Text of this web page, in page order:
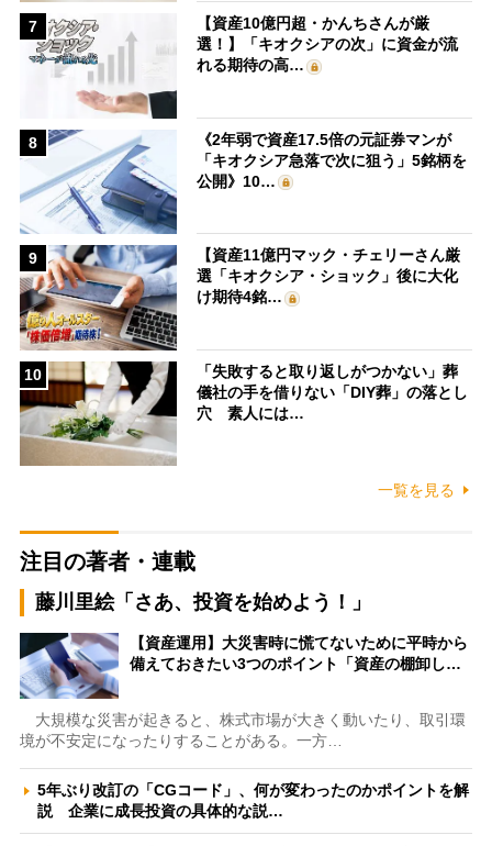
7
【資産10億円超・かんちさんが厳
選！】「キオクシアの次」に資金が流
れる期待の高…
8
《2年弱で資産17.5倍の元証券マンが
「キオクシア急落で次に狙う」5銘柄を
公開》10…
9
【資産11億円マック・チェリーさん厳
選「キオクシア・ショック」後に大化
け期待4銘…
10
「失敗すると取り返しがつかない」葬
儀社の手を借りない「DIY葬」の落とし
穴 素人には…
一覧を見る
注目の著者・連載
藤川里絵「さあ、投資を始めよう！」
【資産運用】大災害時に慌てないために平時から
備えておきたい3つのポイント「資産の棚卸し…
大規模な災害が起きると、株式市場が大きく動いたり、取引環
境が不安定になったりすることがある。一方…
5年ぶり改訂の「CGコード」、何が変わったのかポイントを解
説 企業に成長投資の具体的な説…